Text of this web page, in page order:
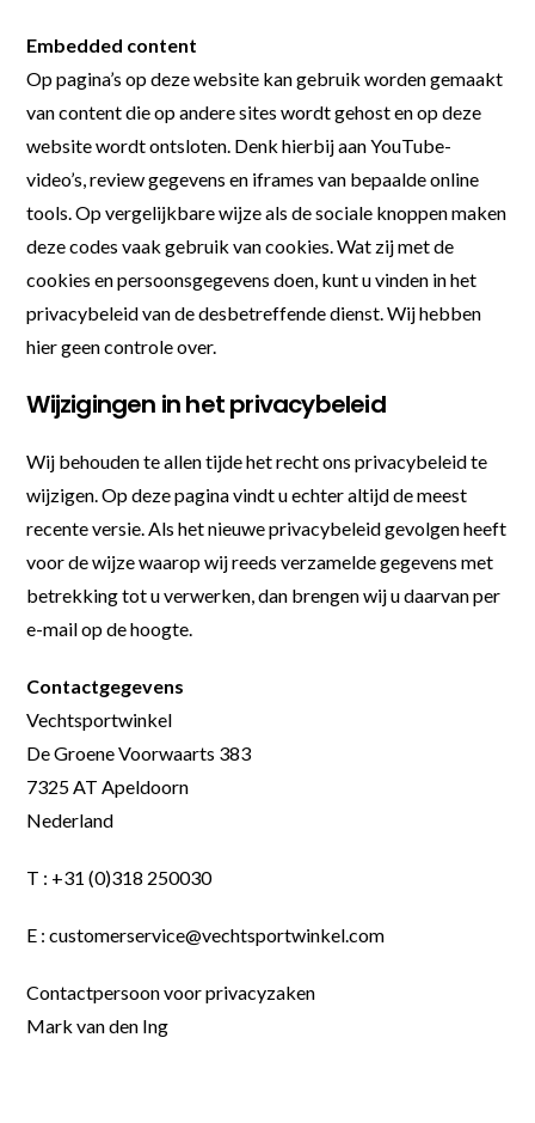
Embedded content
Op pagina’s op deze website kan gebruik worden gemaakt
van content die op andere sites wordt gehost en op deze
website wordt ontsloten. Denk hierbij aan YouTube-
video’s, review gegevens en iframes van bepaalde online
tools. Op vergelijkbare wijze als de sociale knoppen maken
deze codes vaak gebruik van cookies. Wat zij met de
cookies en persoonsgegevens doen, kunt u vinden in het
privacybeleid van de desbetreffende dienst. Wij hebben
hier geen controle over.
Wijzigingen in het privacybeleid
Wij behouden te allen tijde het recht ons privacybeleid te
wijzigen. Op deze pagina vindt u echter altijd de meest
recente versie. Als het nieuwe privacybeleid gevolgen heeft
voor de wijze waarop wij reeds verzamelde gegevens met
betrekking tot u verwerken, dan brengen wij u daarvan per
e-mail op de hoogte.
Contactgegevens
Vechtsportwinkel
De Groene Voorwaarts 383
7325 AT Apeldoorn
Nederland
T : +31 (0)318 250030
E : customerservice@vechtsportwinkel.com
Contactpersoon voor privacyzaken
Mark van den Ing